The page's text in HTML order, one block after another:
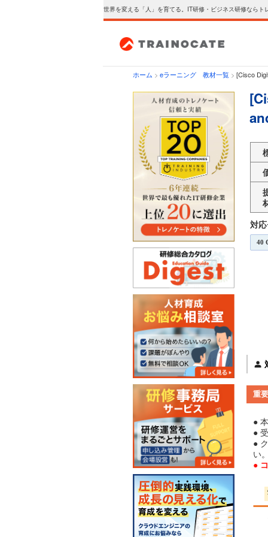
世界を変える「人」を育てる。IT研修・ビジネス研修ならト
ホーム > eラーニング 教材一覧 > [Cisco
対
40
重
●
●
●
い
●